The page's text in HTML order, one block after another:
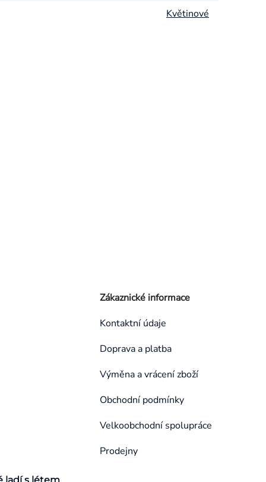
Květinové
Zákaznické informace
Kontaktní údaje
Doprava a platba
Výměna a vrácení zboží
Obchodní podmínky
Velkoobchodní spolupráce
Prodejny